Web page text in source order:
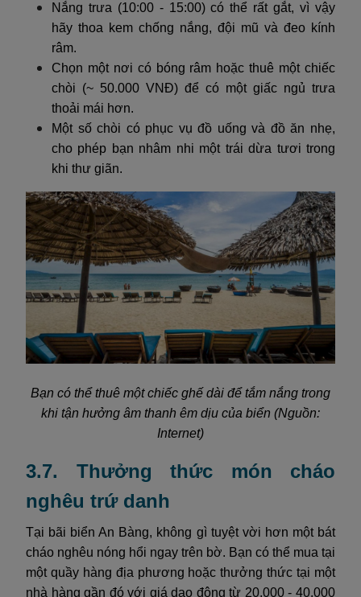
Nắng trưa (10:00 - 15:00) có thể rất gắt, vì vậy
hãy thoa kem chống nắng, đội mũ và đeo kính
râm.
Chọn một nơi có bóng râm hoặc thuê một chiếc
chòi (~ 50.000 VNĐ) để có một giấc ngủ trưa
thoải mái hơn.
Một số chòi có phục vụ đồ uống và đồ ăn nhẹ,
cho phép bạn nhâm nhi một trái dừa tươi trong
khi thư giãn.
Bạn có thể thuê một chiếc ghế dài để tắm nắng trong
khi tận hưởng âm thanh êm dịu của biển (Nguồn:
Internet)
3.7. Thưởng thức món cháo
nghêu trứ danh
Tại bãi biển An Bàng, không gì tuyệt vời hơn một bát
cháo nghêu nóng hổi ngay trên bờ. Bạn có thể mua tại
một quầy hàng địa phương hoặc thưởng thức tại một
nhà hàng gần đó với giá dao động từ 20.000 - 40.000